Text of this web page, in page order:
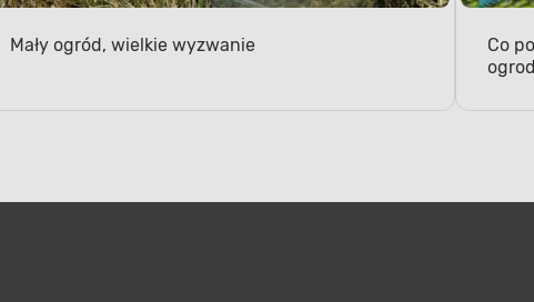
Mały ogród, wielkie wyzwanie
Co